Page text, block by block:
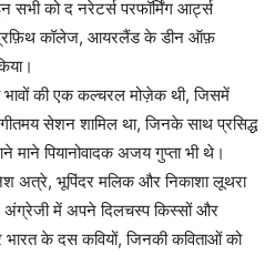
को द नरेटर्स परफॉर्मिंग आर्ट्स
कॉलेज, आयरलैंड के डीन ऑफ़
भावों की एक कल्चरल मोज़ेक थी, जिसमें
सेशन शामिल था, जिनके साथ प्रसिद्ध
माने पियानोवादक अजय गुप्ता भी थे।
अत्रे, भूपिंदर मलिक और निकाशा लूथरा
अंग्रेजी में अपने दिलचस्प किस्सों और
के दस कवियों, जिनकी कविताओं को